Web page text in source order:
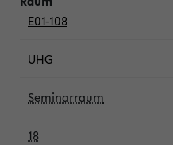
E01-108
UHG
Seminarraum
18